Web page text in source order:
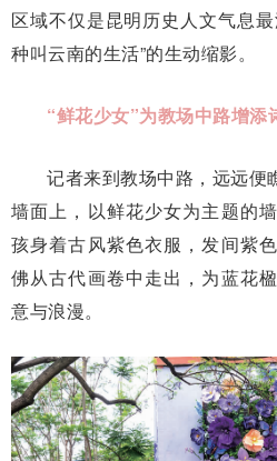
区域不仅是昆明历史人文气息
种叫云南的生活”的生动缩影。
“鲜花少女”为教场中路增添
记者来到教场中路，远远便
墙面上，以鲜花少女为主题的
孩身着古风紫色衣服，发间紫
佛从古代画卷中走出，为蓝花
意与浪漫。